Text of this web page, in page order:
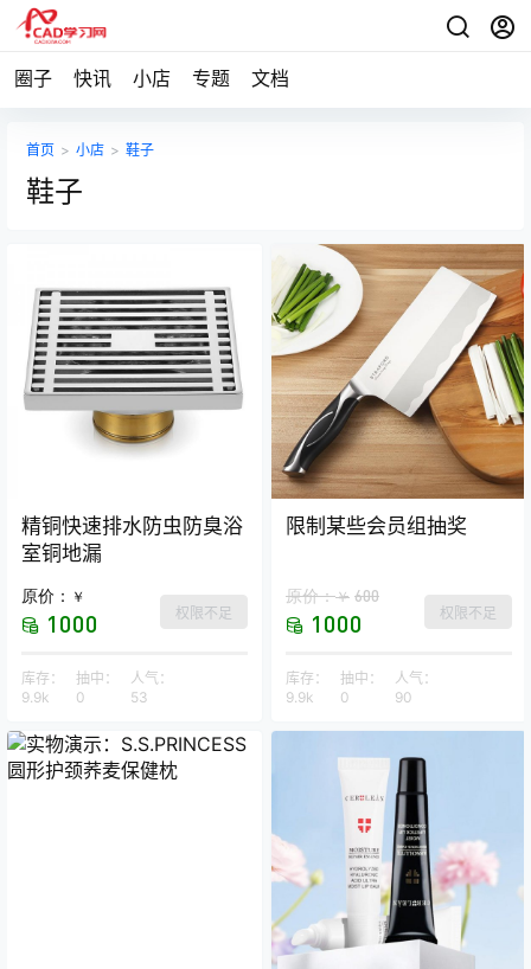
圈子 快讯 小店 专题 文档
首页 > 小店 > 鞋子
鞋子
精铜快速排水防虫防臭浴
室铜地漏
原价： ￥
1000 权限不足
库存：
9.9k
抽中：
0
人气：
53
限制某些会员组抽奖
原价：￥ 600
1000 权限不足
库存：
9.9k
抽中：
0
人气：
90